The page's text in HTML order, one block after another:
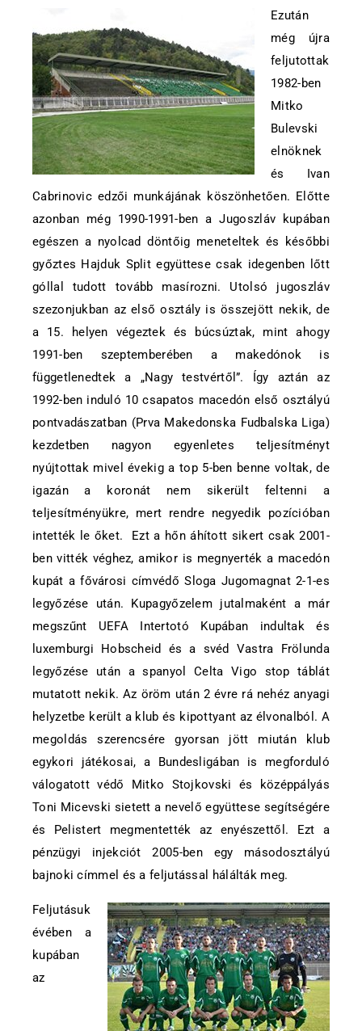
Ezután
még újra
feljutottak
1982-ben
Mitko
Bulevski
elnöknek
és Ivan
Cabrinovic edzői munkájának köszönhetően. Előtte
azonban még 1990-1991-ben a Jugoszláv kupában
egészen a nyolcad döntőig meneteltek és későbbi
győztes Hajduk Split együttese csak idegenben lőtt
góllal tudott tovább masírozni. Utolsó jugoszláv
szezonjukban az első osztály is összejött nekik, de
a 15. helyen végeztek és búcsúztak, mint ahogy
1991-ben szeptemberében a makedónok is
függetlenedtek a „Nagy testvértől”. Így aztán az
1992-ben induló 10 csapatos macedón első osztályú
pontvadászatban (Prva Мakedonska Fudbalska Liga)
kezdetben nagyon egyenletes teljesítményt
nyújtottak mivel évekig a top 5-ben benne voltak, de
igazán a koronát nem sikerült feltenni a
teljesítményükre, mert rendre negyedik pozícióban
intették le őket. Ezt a hőn áhított sikert csak 2001-
ben vitték véghez, amikor is megnyerték a macedón
kupát a fővárosi címvédő Sloga Jugomagnat 2-1-es
legyőzése után. Kupagyőzelem jutalmaként a már
megszűnt UEFA Intertotó Kupában indultak és
luxemburgi Hobscheid és a svéd Vastra Frölunda
legyőzése után a spanyol Celta Vigo stop táblát
mutatott nekik. Az öröm után 2 évre rá nehéz anyagi
helyzetbe került a klub és kipottyant az élvonalból. A
megoldás szerencsére gyorsan jött miután klub
egykori játékosai, a Bundesligában is megforduló
válogatott védő Mitko Stojkovski és középpályás
Toni Micevski sietett a nevelő együttese segítségére
és Pelistert megmentették az enyészettől. Ezt a
pénzügyi injekciót 2005-ben egy másodosztályú
bajnoki címmel és a feljutással hálálták meg.
Feljutásuk
évében a
kupában
az